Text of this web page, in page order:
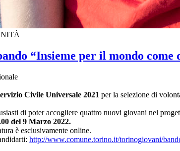
“Insieme per il mondo come
Civile Universale 2021 per la selezione di
di poter accogliere quattro nuovi giovani nel
del 9 Marzo 2022.
è esclusivamente online.
http://www.comune.torino.it/torinogiovani/